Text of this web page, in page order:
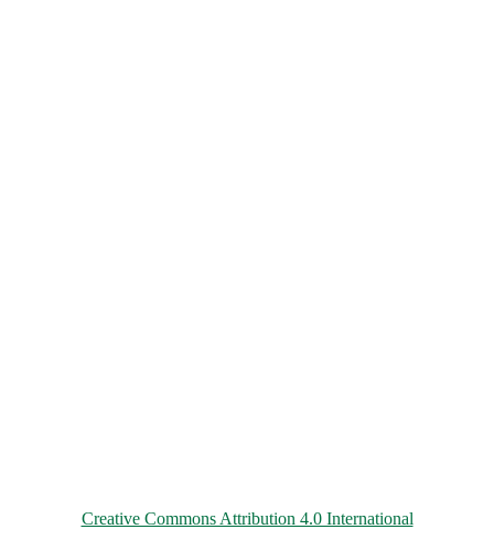
Creative Commons Attribution 4.0 International